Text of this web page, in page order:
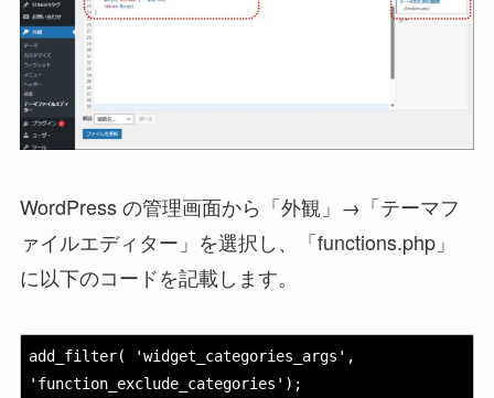
WordPress の管理画面から「外観」→「テーマフ
ァイルエディター」を選択し、「functions.php」
に以下のコードを記載します。
add_filter( 'widget_categories_args',
'function_exclude_categories');